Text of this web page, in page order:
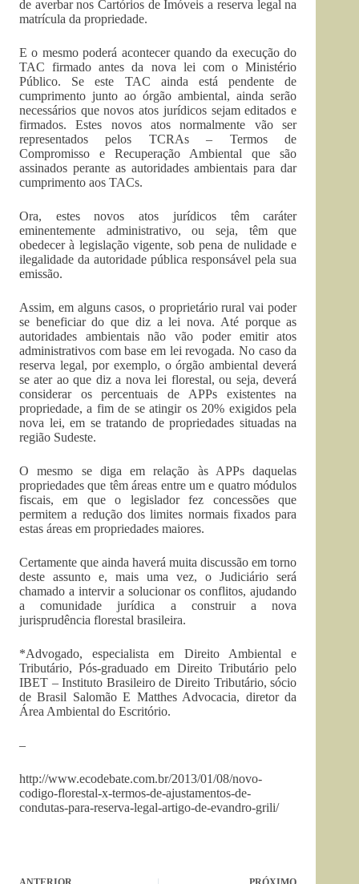
de averbar nos Cartórios de Imóveis a reserva legal na
matrícula da propriedade.
E o mesmo poderá acontecer quando da execução do
TAC firmado antes da nova lei com o Ministério
Público. Se este TAC ainda está pendente de
cumprimento junto ao órgão ambiental, ainda serão
necessários que novos atos jurídicos sejam editados e
firmados. Estes novos atos normalmente vão ser
representados pelos TCRAs – Termos de
Compromisso e Recuperação Ambiental que são
assinados perante as autoridades ambientais para dar
cumprimento aos TACs.
Ora, estes novos atos jurídicos têm caráter
eminentemente administrativo, ou seja, têm que
obedecer à legislação vigente, sob pena de nulidade e
ilegalidade da autoridade pública responsável pela sua
emissão.
Assim, em alguns casos, o proprietário rural vai poder
se beneficiar do que diz a lei nova. Até porque as
autoridades ambientais não vão poder emitir atos
administrativos com base em lei revogada. No caso da
reserva legal, por exemplo, o órgão ambiental deverá
se ater ao que diz a nova lei florestal, ou seja, deverá
considerar os percentuais de APPs existentes na
propriedade, a fim de se atingir os 20% exigidos pela
nova lei, em se tratando de propriedades situadas na
região Sudeste.
O mesmo se diga em relação às APPs daquelas
propriedades que têm áreas entre um e quatro módulos
fiscais, em que o legislador fez concessões que
permitem a redução dos limites normais fixados para
estas áreas em propriedades maiores.
Certamente que ainda haverá muita discussão em torno
deste assunto e, mais uma vez, o Judiciário será
chamado a intervir a solucionar os conflitos, ajudando
a comunidade jurídica a construir a nova
jurisprudência florestal brasileira.
*Advogado, especialista em Direito Ambiental e
Tributário, Pós-graduado em Direito Tributário pelo
IBET – Instituto Brasileiro de Direito Tributário, sócio
de Brasil Salomão E Matthes Advocacia, diretor da
Área Ambiental do Escritório.
–
http://www.ecodebate.com.br/2013/01/08/novo-
codigo-florestal-x-termos-de-ajustamentos-de-
condutas-para-reserva-legal-artigo-de-evandro-grili/